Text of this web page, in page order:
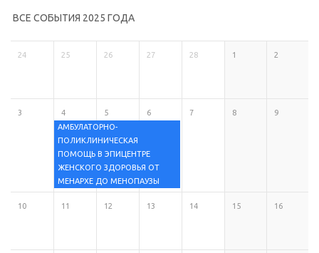
ВСЕ СОБЫТИЯ 2025 ГОДА
24 25 26 27 28 1 2
3
4
АМБУЛАТОРНО-
ПОЛИКЛИНИЧЕСКАЯ
ПОМОЩЬ В ЭПИЦЕНТРЕ
ЖЕНСКОГО ЗДОРОВЬЯ ОТ
МЕНАРХЕ ДО МЕНОПАУЗЫ
5 6 7 8 9
10 11 12 13 14 15 16